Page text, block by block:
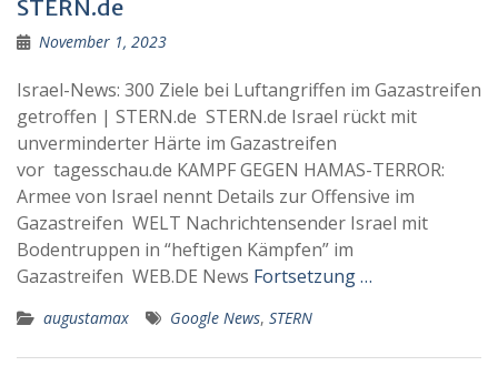
STERN.de
November 1, 2023
Israel-News: 300 Ziele bei Luftangriffen im Gazastreifen
getroffen | STERN.de STERN.de Israel rückt mit
unverminderter Härte im Gazastreifen
vor tagesschau.de KAMPF GEGEN HAMAS-TERROR:
Armee von Israel nennt Details zur Offensive im
Gazastreifen WELT Nachrichtensender Israel mit
Bodentruppen in “heftigen Kämpfen” im
Gazastreifen WEB.DE News Fortsetzung …
augustamax Google News, STERN